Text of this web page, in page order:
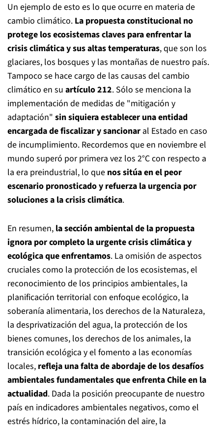
Un ejemplo de esto es lo que ocurre en materia de
cambio climático. La propuesta constitucional no
protege los ecosistemas claves para enfrentar la
crisis climática y sus altas temperaturas, que son los
glaciares, los bosques y las montañas de nuestro país.
Tampoco se hace cargo de las causas del cambio
climático en su artículo 212. Sólo se menciona la
implementación de medidas de "mitigación y
adaptación" sin siquiera establecer una entidad
encargada de fiscalizar y sancionar al Estado en caso
de incumplimiento. Recordemos que en noviembre el
mundo superó por primera vez los 2°C con respecto a
la era preindustrial, lo que nos sitúa en el peor
escenario pronosticado y refuerza la urgencia por
soluciones a la crisis climática.
En resumen, la sección ambiental de la propuesta
ignora por completo la urgente crisis climática y
ecológica que enfrentamos. La omisión de aspectos
cruciales como la protección de los ecosistemas, el
reconocimiento de los principios ambientales, la
planificación territorial con enfoque ecológico, la
soberanía alimentaria, los derechos de la Naturaleza,
la desprivatización del agua, la protección de los
bienes comunes, los derechos de los animales, la
transición ecológica y el fomento a las economías
locales, refleja una falta de abordaje de los desafíos
ambientales fundamentales que enfrenta Chile en la
actualidad. Dada la posición preocupante de nuestro
país en indicadores ambientales negativos, como el
estrés hídrico, la contaminación del aire, la